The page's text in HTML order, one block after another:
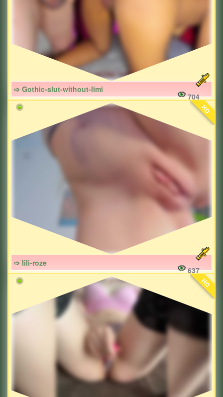
➩ Gothic-slut-without-limi
704
HD
➩ lili-roze
637
HD